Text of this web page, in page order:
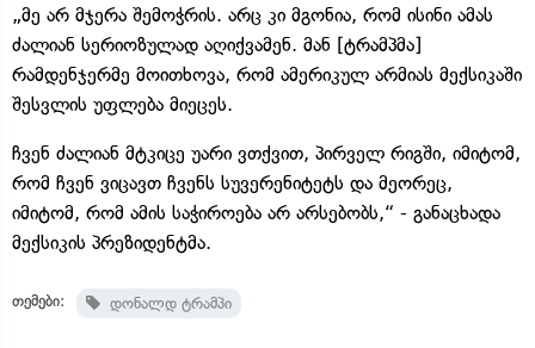
„მე არ მჯერა შემოჭრის. არც კი მგონია, რომ ისინი ამას
ძალიან სერიოზულად აღიქვამენ. მან [ტრამპმა]
რამდენჯერმე მოითხოვა, რომ ამერიკულ არმიას მექსიკაში
შესვლის უფლება მიეცეს.
ჩვენ ძალიან მტკიცე უარი ვთქვით, პირველ რიგში, იმიტომ,
რომ ჩვენ ვიცავთ ჩვენს სუვერენიტეტს და მეორეც,
იმიტომ, რომ ამის საჭიროება არ არსებობს,“ - განაცხადა
მექსიკის პრეზიდენტმა.
თემები: დონალდ ტრამპი